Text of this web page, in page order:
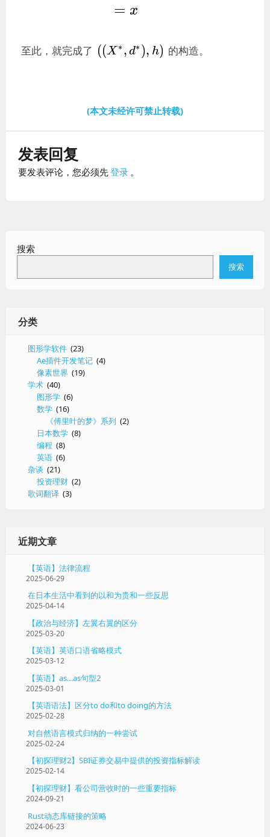
n\in\mathbb{N},x_n:=x
= x
至此，就完成了 ((X^*,d^*),h)
((X ∗ , d∗ ), h) 的构造。
(本文未经许可禁止转载)
发表回复
要发表评论，您必须先登录 。
搜索
搜索
分类
图形学软件 (23)
Ae插件开发笔记 (4)
像素世界 (19)
学术 (40)
图形学 (6)
数学 (16)
《傅里叶的梦》系列 (2)
日本数学 (8)
编程 (8)
英语 (6)
杂谈 (21)
投资理财 (2)
歌词翻译 (3)
近期文章
【英语】法律流程
2025-06-29
在日本生活中看到的以和为贵和一些反思
2025-04-14
【政治与经济】左翼右翼的区分
2025-03-20
【英语】英语口语省略模式
2025-03-12
【英语】as…as句型2
2025-03-01
【英语语法】区分to do和to doing的方法
2025-02-28
对自然语言模式归纳的一种尝试
2025-02-24
【初探理财2】SBI证券交易中提供的投资指标解读
2025-02-14
【初探理财】看公司营收时的一些重要指标
2024-09-21
Rust动态库链接的策略
2024-06-23